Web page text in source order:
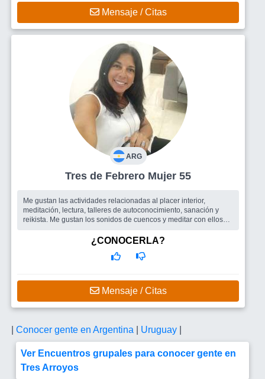
Mensaje / Citas
ARG
Tres de Febrero Mujer 55
Me gustan las actividades relacionadas al placer interior,
meditación, lectura, talleres de autoconocimiento, sanación y
reikista. Me gustan los sonidos de cuencos y meditar con ellos
Amigos para salir¿CONOCERLA?
Mensaje / Citas
Conocer gente en Argentina Uruguay
Ver Encuentros grupales para conocer gente en
Tres Arroyos